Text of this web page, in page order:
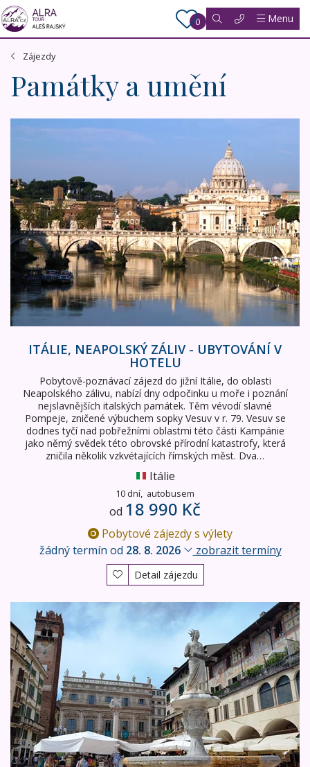
0 Menu
Zájezdy
Památky a umění
Itálie, Neapolský záliv - ubytování v hotelu
ITÁLIE, NEAPOLSKÝ ZÁLIV - UBYTOVÁNÍ V
HOTELU
Pobytově-poznávací zájezd do jižní Itálie, do oblasti
Neapolského zálivu, nabízí dny odpočinku u moře i poznání
nejslavnějších italských památek. Těm vévodí slavné
Pompeje, zničené výbuchem sopky Vesuv v r. 79. Vesuv se
dodnes tyčí nad pobřežními oblastmi této části Kampánie
jako němý svědek této obrovské přírodní katastrofy, která
zničila několik vzkvétajících římských měst. Dva…
Itálie
10 dní, autobusem
od 18 990 Kč
Pobytové zájezdy s výlety
žádný termín od 28. 8. 2026 zobrazit termíny
Detail zájezdu
Perly severní Itálie